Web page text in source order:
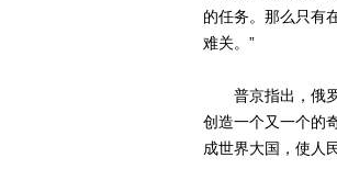
的任务。那么只有
难关。”
普京指出，俄罗
创造一个又一个的
成世界大国，使人